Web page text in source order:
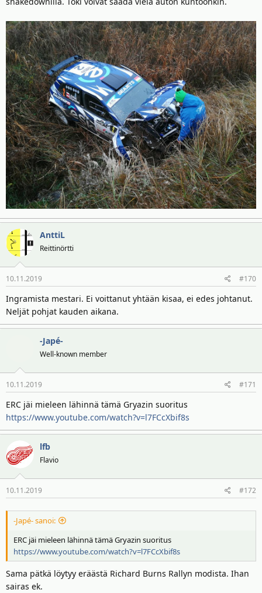
AnttiL
Reittinörtti
10.11.2019 #170
Ingramista mestari. Ei voittanut yhtään kisaa, ei edes johtanut.
Neljät pohjat kauden aikana.
-Japé-
Well-known member
10.11.2019 #171
ERC jäi mieleen lähinnä tämä Gryazin suoritus
https://www.youtube.com/watch?v=l7FCcXbif8s
lfb
Flavio
10.11.2019 #172
-Japé- sanoi:
ERC jäi mieleen lähinnä tämä Gryazin suoritus
https://www.youtube.com/watch?v=l7FCcXbif8s
Sama pätkä löytyy eräästä Richard Burns Rallyn modista. Ihan
sairas ek.